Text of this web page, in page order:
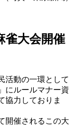
雀大会開催
活動の一環として
にルールマナー資
協力しておりま
開催されるこの大